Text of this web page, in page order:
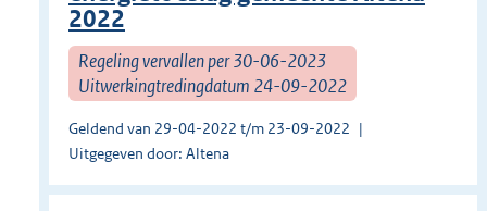
2022
Regeling vervallen per 30-06-2023
Uitwerkingtredingdatum 24-09-2022
Geldend van 29-04-2022 t/m 23-09-2022
Uitgegeven door: Altena